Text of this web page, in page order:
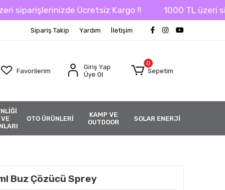
Ücretsiz Kargo !! 1000 TL üzeri
Sipariş Takip Yardım İletişim
Favorilerim
Giriş Yap
Üye Ol
0
Sepetim
OTO ÜRÜNLERİ
KAMP VE
OUTDOOR
SOLAR ENERJİ
Buz Çözücü Sprey